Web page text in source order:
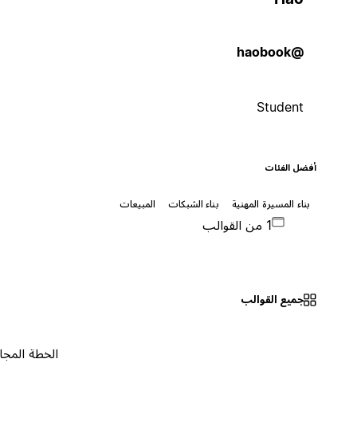
Student
أفضل الفئات
بناء المسيرة المهنية بناء الشبكات المبيعات
جميع القوالب
الخطة المجانية ٠